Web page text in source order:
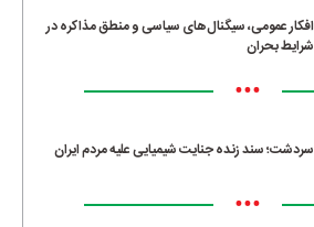
افکار عمومی، سیگنال‌های سیاسی و منطق مذاکره در
شرایط بحران
•••
سردشت؛ سند زنده جنایت شیمیایی علیه مردم ایران
•••